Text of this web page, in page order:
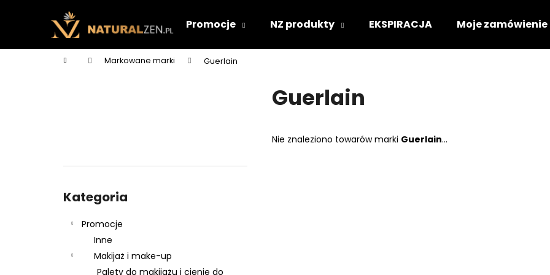
Promocje NZ produkty EKSPIRACJA Moje zamówienie
Home Markowane marki Guerlain
kategorie
Kategoria
Promocje
Inne
Makijaż i make-up
Palety do makijażu i cienie do
Guerlain
Nie znaleziono towarów marki Guerlain...
z
powrotem
powrotem